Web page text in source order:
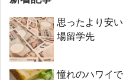
思ったより安
場留学先
憧れのハワイ